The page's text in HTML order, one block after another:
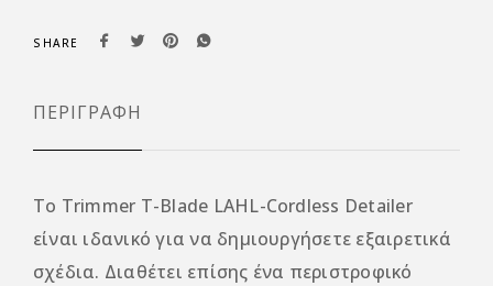
SHARE
ΠΕΡΙΓΡΑΦΉ
Το Trimmer T-Blade LAHL-Cordless Detailer
είναι ιδανικό για να δημιουργήσετε εξαιρετικά
σχέδια. Διαθέτει επίσης ένα περιστροφικό